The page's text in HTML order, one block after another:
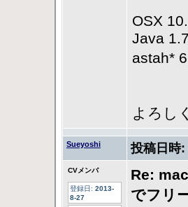
OSX
Java
astah*
よろし
Sueyoshi 投稿日時:
CVメンバ
登録日: 2013-
8-27
Re:
でフリ